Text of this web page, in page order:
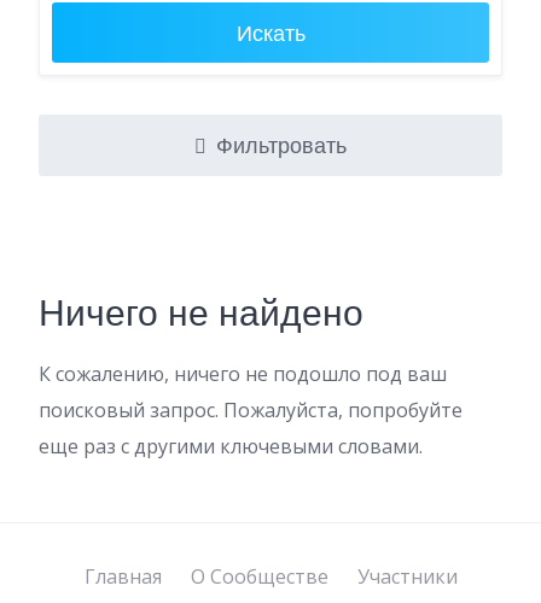
Искать
Фильтровать
Ничего не найдено
К сожалению, ничего не подошло под ваш
поисковый запрос. Пожалуйста, попробуйте
еще раз с другими ключевыми словами.
Главная О Сообществе
Участники